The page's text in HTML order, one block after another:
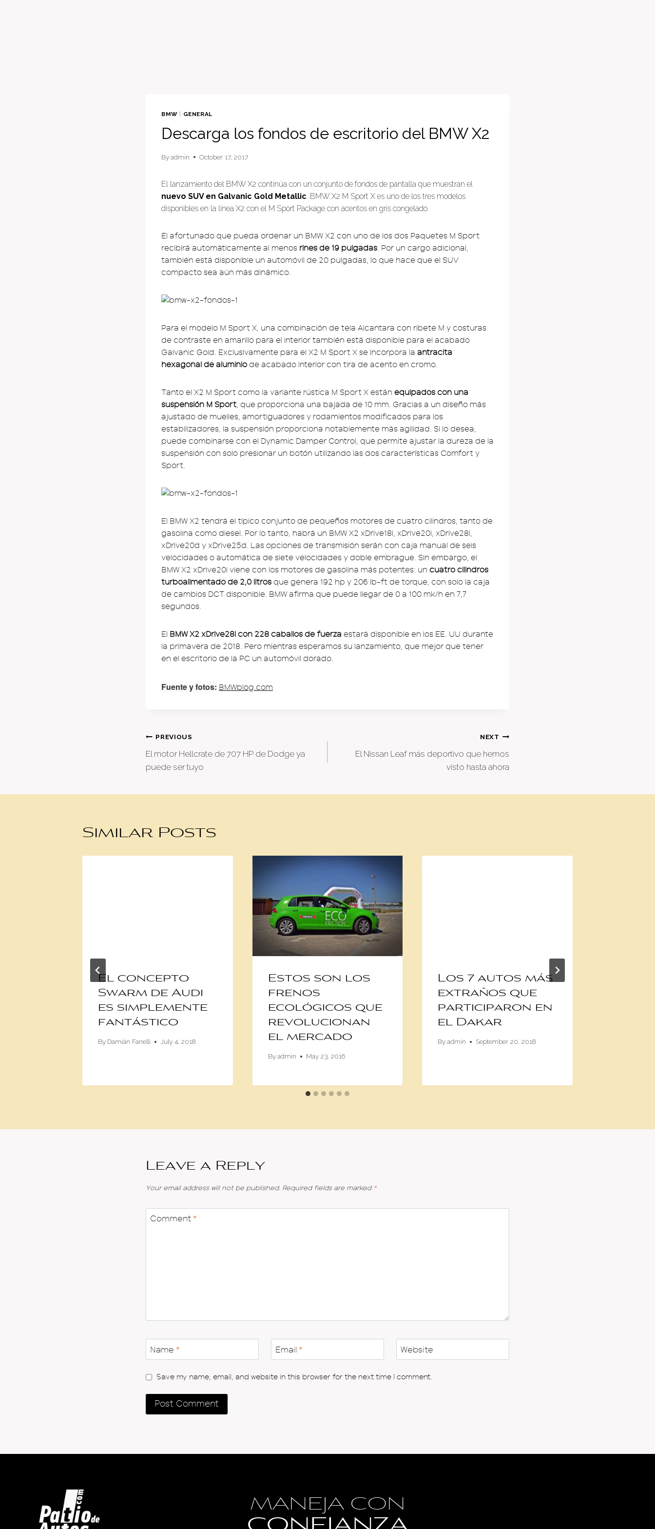
BMW GENERAL
Descarga los fondos de escritorio del BMW X2
Byadmin October 17, 2017
El lanzamiento del BMW X2 continúa con un conjunto de fondos de pantalla que muestran el
nuevo SUV en Galvanic Gold Metallic. BMW X2 M Sport X es uno de los tres modelos
disponibles en la línea X2 con el M Sport Package con acentos en gris congelado.
El afortunado que pueda ordenar un BMW X2 con uno de los dos Paquetes M Sport
recibirá automáticamente al menos rines de 19 pulgadas. Por un cargo adicional,
también está disponible un automóvil de 20 pulgadas, lo que hace que el SUV
compacto sea aún más dinámico.
Para el modelo M Sport X, una combinación de tela Alcantara con ribete M y costuras
de contraste en amarillo para el interior también está disponible para el acabado
Galvanic Gold. Exclusivamente para el X2 M Sport X se incorpora la antracita
hexagonal de aluminio de acabado interior con tira de acento en cromo.
Tanto el X2 M Sport como la variante rústica M Sport X están equipados con una
suspensión M Sport, que proporciona una bajada de 10 mm. Gracias a un diseño más
ajustado de muelles, amortiguadores y rodamientos modificados para los
estabilizadores, la suspensión proporciona notablemente más agilidad. Si lo desea,
puede combinarse con el Dynamic Damper Control, que permite ajustar la dureza de la
suspensión con solo presionar un botón utilizando las dos características Comfort y
Sport.
El BMW X2 tendrá el típico conjunto de pequeños motores de cuatro cilindros, tanto de
gasolina como diesel. Por lo tanto, habrá un BMW X2 xDrive18i, xDrive20i, xDrive28i,
xDrive20d y xDrive25d. Las opciones de transmisión serán con caja manual de seis
velocidades o automática de siete velocidades y doble embrague. Sin embargo, el
BMW X2 xDrive20i viene con los motores de gasolina más potentes: un cuatro cilindros
turboalimentado de 2,0 litros que genera 192 hp y 206 lb-ft de torque, con solo la caja
de cambios DCT disponible. BMW afirma que puede llegar de 0 a 100 mk/h en 7,7
segundos.
El BMW X2 xDrive28i con 228 caballos de fuerza estará disponible en los EE. UU durante
la primavera de 2018. Pero mientras esperamos su lanzamiento, que mejor que tener
en el escritorio de la PC un automóvil dorado.
Fuente y fotos: BMWblog.com
Post
navigation
PREVIOUS
El motor Hellcrate de 707 HP de Dodge ya
puede ser tuyo
NEXT
El Nissan Leaf más deportivo que hemos
visto hasta ahora
Similar Posts
El concepto
Swarm de Audi
es simplemente
fantástico
By Damián Fanelli July 4, 2018
Estos son los
frenos
ecológicos que
revolucionan
el mercado
By admin May 23, 2016
Los 7 autos más
extraños que
participaron en
el Dakar
By admin September 20, 2018
Leave a Reply
Your email address will not be published. Required fields are marked *
Comment *
Name * Email * Website
Save my name, email, and website in this browser for the next time I comment.
MANEJA CON